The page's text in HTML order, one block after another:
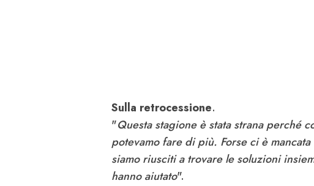
Sulla retrocessione.
"Questa stagione è stata strana perché
potevamo fare di più. Forse ci è
siamo riusciti a trovare le soluzioni
hanno aiutato".